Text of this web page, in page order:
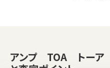
アンプ TOA トーア